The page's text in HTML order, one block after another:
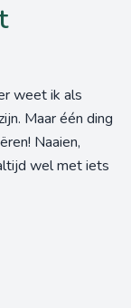
weet ik als
Maar één ding
Naaien,
wel met iets